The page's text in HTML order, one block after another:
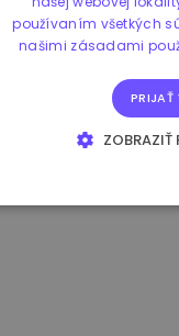
0.084060000 €
používaním všetkých
našimi zásadami
PRIJAŤ
ZOBRAZIŤ